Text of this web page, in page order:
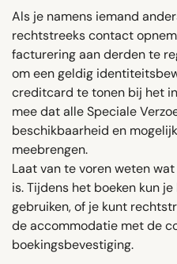
Als je namens iemand
rechtstreeks contact
facturering aan derden te
om een ​​geldig
creditcard te tonen bij het
mee dat alle Speciale
beschikbaarheid en
meebrengen.
Laat van te voren weten
is. Tijdens het boeken kun
gebruiken, of je kunt
de accommodatie met de
boekingsbevestiging.